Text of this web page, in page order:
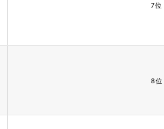
7位
8位